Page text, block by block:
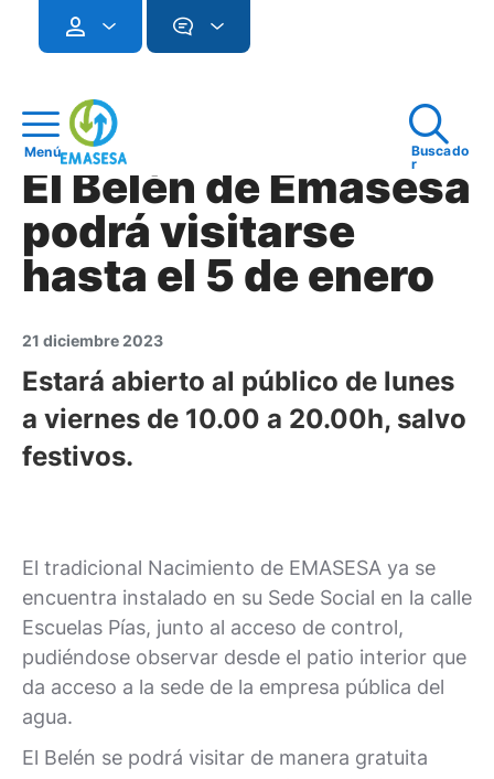
Menú
Buscado
r
El Belén de Emasesa
podrá visitarse
hasta el 5 de enero
21 diciembre 2023
Estará abierto al público de lunes
a viernes de 10.00 a 20.00h, salvo
festivos.
El tradicional Nacimiento de EMASESA ya se
encuentra instalado en su Sede Social en la calle
Escuelas Pías, junto al acceso de control,
pudiéndose observar desde el patio interior que
da acceso a la sede de la empresa pública del
agua.
El Belén se podrá visitar de manera gratuita